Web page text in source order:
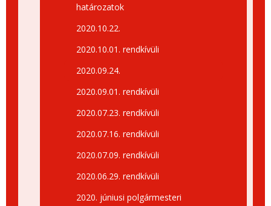
határozatok
2020.10.22.
2020.10.01. rendkívüli
2020.09.24.
2020.09.01. rendkívüli
2020.07.23. rendkívüli
2020.07.16. rendkívüli
2020.07.09. rendkívüli
2020.06.29. rendkívüli
2020. júniusi polgármesteri